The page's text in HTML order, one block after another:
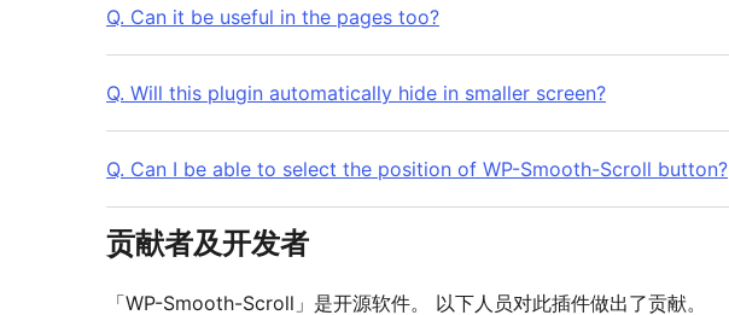
Q. Can it be useful in the pages too?
Q. Will this plugin automatically hide in smaller screen?
Q. Can I be able to select the position of WP-Smooth-Scroll button?
贡献者及开发者
「WP-Smooth-Scroll」是开源软件。 以下人员对此插件做出了贡献。